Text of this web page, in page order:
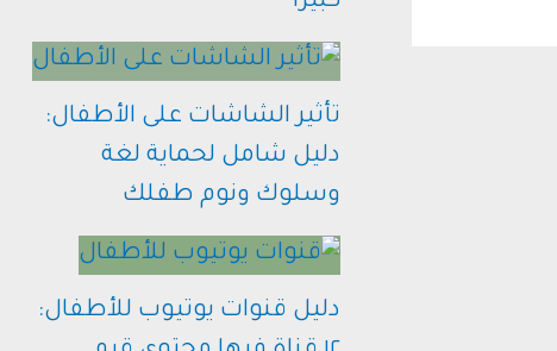
تأثير الشاشات على الأطفال:
دليل شامل لحماية لغة
وسلوك ونوم طفلك
دليل قنوات يوتيوب للأطفال: